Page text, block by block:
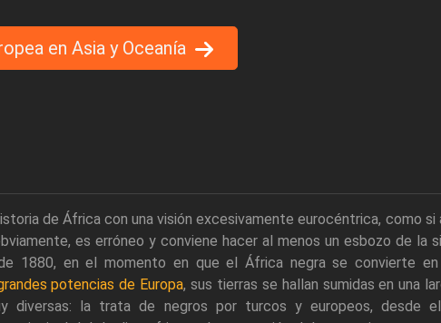
en Asia y Oceanía
de África con una visión excesivamente eurocéntrica, como si
es erróneo y conviene hacer al menos un esbozo de la
1880, en el momento en que el África negra se convierte
potencias de Europa, sus tierras se hallan sumidas en una
diversas: la trata de negros por turcos y europeos, desde